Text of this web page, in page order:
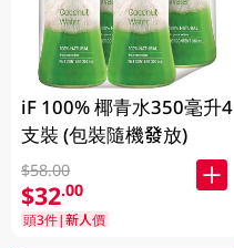
iF 100% 椰青水350毫升4
支裝 (包裝隨機發放)
$58.00
$32.00
頭3件|新人價